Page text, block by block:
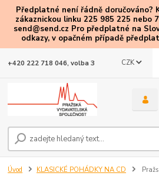
Předplatné není řádně
zákaznickou linku 225 985 225 nebo
send@send.cz Pro předplatné na
odkazy, v opačném případě
CZK
+420 222 718 046, volba 3
Úvod KLASICKÉ POHÁDKY NA CD